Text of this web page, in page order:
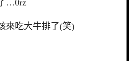
…0rz
吃大牛排了(笑)